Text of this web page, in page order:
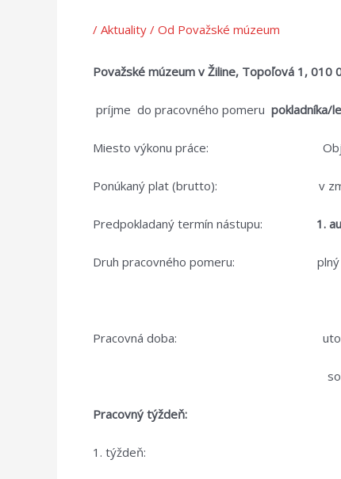
/ Aktuality / Od Považské múzeum
Považské múzeum v Žiline, Topoľová 1, 010
príjme do pracovného pomeru pokladníka/
Miesto výkonu práce: Objekty
Ponúkaný plat (brutto): v zmysle
Predpokladaný termín nástupu: 1.
Druh pracovného pomeru: plný
Pracovná doba: utorok –
sobota – nedeľa od
Pracovný týždeň:
1. týždeň: